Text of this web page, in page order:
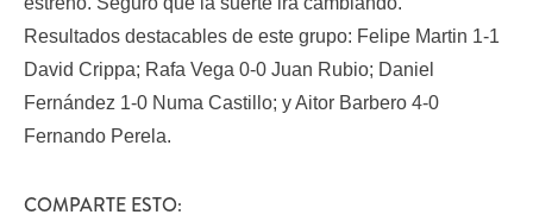
Resultados destacables de este grupo: Felipe Martin 1-1
David Crippa; Rafa Vega 0-0 Juan Rubio; Daniel
Fernández 1-0 Numa Castillo; y Aitor Barbero 4-0
Fernando Perela.
COMPARTE ESTO: